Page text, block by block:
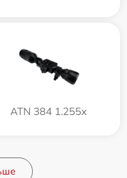
ATN 384 1.255x